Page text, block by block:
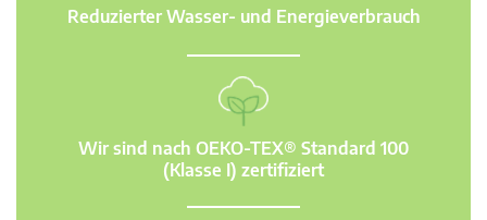
Reduzierter Wasser- und Energieverbrauch
Wir sind nach OEKO-TEX® Standard 100
(Klasse I) zertifiziert